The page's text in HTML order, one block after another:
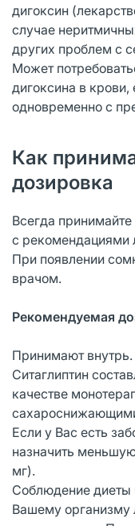
дигоксин
случае
других проблем с
Может
дигоксина в
одновременно с
Как
дозировка
Всегда
с рекомендациями
При появлении
врачом.
Рекомендуемая
Принимают
Ситаглиптин
качестве
Если у Вас есть
назначить
мг).
Соблюдение диеты
Вашему организму